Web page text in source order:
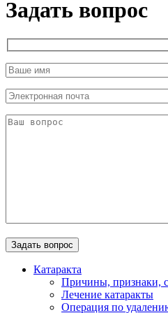
Задать вопрос
Катаракта
Причины, признаки,
Лечение катаракты
Операция по